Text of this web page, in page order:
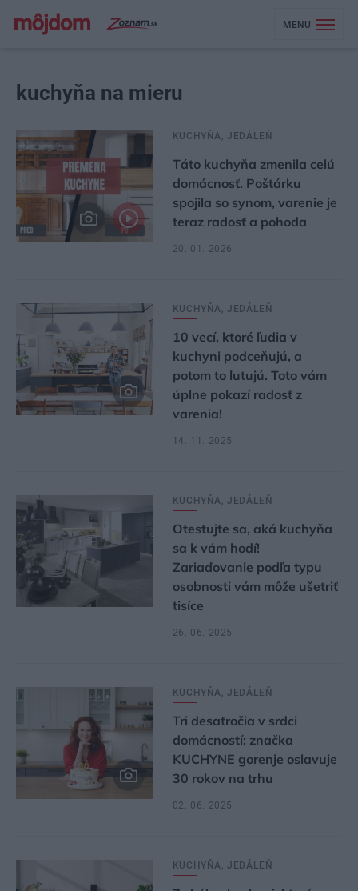
MENU
kuchyňa na mieru
KUCHYŇA, JEDÁLEŇ
Táto kuchyňa zmenila celú
domácnosť. Poštárku
spojila so synom, varenie je
teraz radosť a pohoda
20. 01. 2026
KUCHYŇA, JEDÁLEŇ
10 vecí, ktoré ľudia v
kuchyni podceňujú, a
potom to ľutujú. Toto vám
úplne pokazí radosť z
varenia!
14. 11. 2025
KUCHYŇA, JEDÁLEŇ
Otestujte sa, aká kuchyňa
sa k vám hodí!
Zariaďovanie podľa typu
osobnosti vám môže ušetriť
tisíce
26. 06. 2025
KUCHYŇA, JEDÁLEŇ
Tri desaťročia v srdci
domácností: značka
KUCHYNE gorenje oslavuje
30 rokov na trhu
02. 06. 2025
KUCHYŇA, JEDÁLEŇ